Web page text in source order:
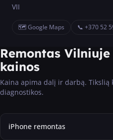
VII
🗺️ Google Maps 📞 +370 52
Remontas
kainos
Kaina apima dalį ir darbą.
diagnostikos.
iPhone remontas